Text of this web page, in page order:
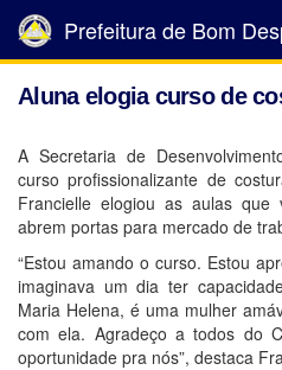
Prefeitura de Bom
Aluna elogia curso de
A Secretaria de
curso profissionalizante de
Francielle elogiou as aulas
abrem portas para mercado de
“Estou amando o curso. Estou
imaginava um dia ter
Maria Helena, é uma mulher
com ela. Agradeço a todos do
oportunidade pra nós”, destaca